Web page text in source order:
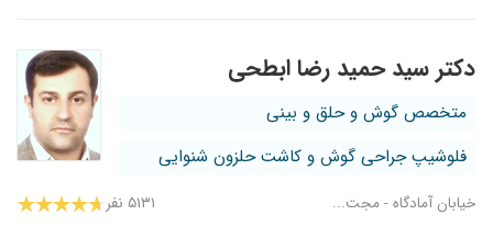
دکتر سید حمید رضا ابطحی
متخصص گوش و حلق و بینی
فلوشیپ جراحی گوش و کاشت حلزون شنوایی
خیابان آمادگاه - مجت... ۵۱۳۱ نفر